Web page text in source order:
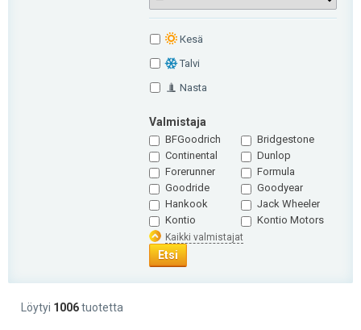
Кesä
Talvi
Nasta
Valmistaja
BFGoodrich
Bridgestone
Continental
Dunlop
Forerunner
Formula
Goodride
Goodyear
Hankook
Jack Wheeler
Kontio
Kontio Motors
Kaikki valmistajat
Etsi
Löytyi 1006tuotetta